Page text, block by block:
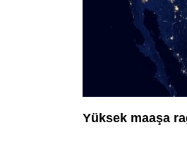
Yüksek maaşa